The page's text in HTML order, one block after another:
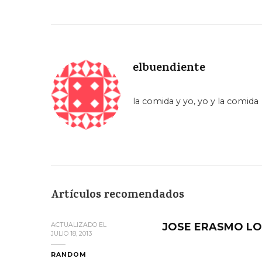
elbuendiente
la comida y yo, yo y la comida
Artículos recomendados
ACTUALIZADO EL
JULIO 18, 2013
RANDOM
JOSE ERASMO